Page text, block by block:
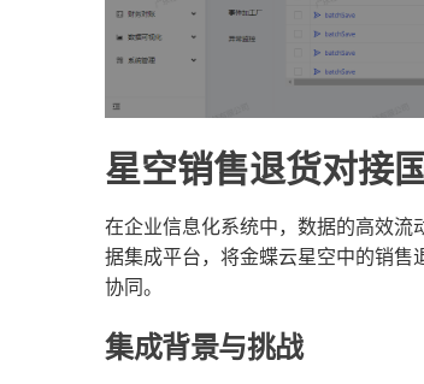
星空销售退货对接
在企业信息化系统中，数据的高效
据集成平台，将金蝶云星空中的销
协同。
集成背景与挑战